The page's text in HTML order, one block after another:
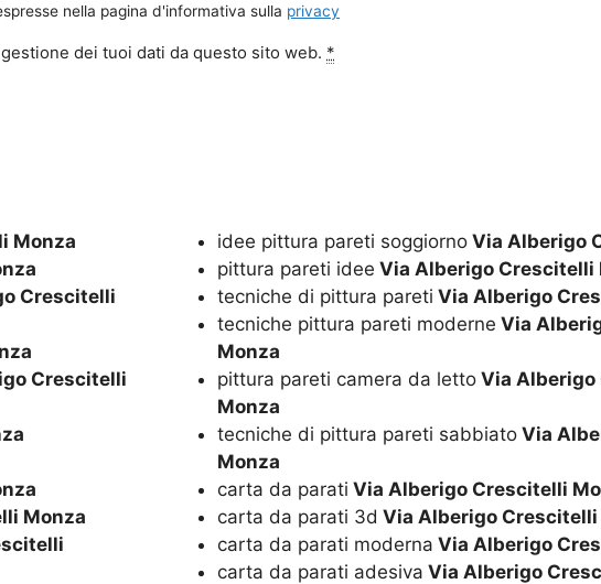
nella pagina d'informativa sulla privacy
dei tuoi dati da questo sito web. *
Monza
Crescitelli
Crescitelli
Monza
idee pittura pareti soggiorno Via Alberigo
pittura pareti idee Via Alberigo Crescitelli
tecniche di pittura pareti Via Alberigo
tecniche pittura pareti moderne Via
Monza
pittura pareti camera da letto Via
Monza
tecniche di pittura pareti sabbiato Via
Monza
carta da parati Via Alberigo Crescitelli
carta da parati 3d Via Alberigo Crescitelli
carta da parati moderna Via Alberigo
carta da parati adesiva Via Alberigo